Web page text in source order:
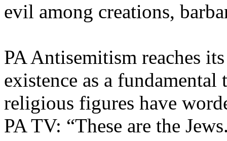
evil among creations,
PA Antisemitism reaches
existence as a
religious figures have
PA TV: “These are the